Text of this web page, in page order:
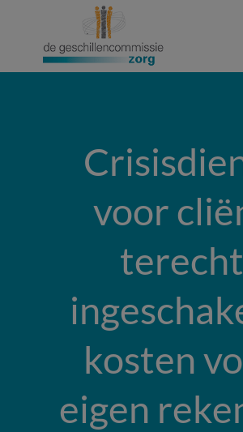
voor
terecht
kosten
eigen